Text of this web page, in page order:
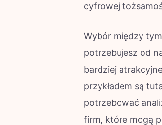
cyfrowej
Wybór między
potrzebujesz od
bardziej
przykładem są
potrzebować
firm, które mogą